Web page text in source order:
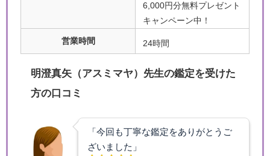
6,000円分無料プレゼント
キャンペーン中！
営業時間 24時間
明澄真矢（アスミマヤ）先生の鑑定を受けた
方の口コミ
「今回も丁寧な鑑定をありがとうご
ざいました」